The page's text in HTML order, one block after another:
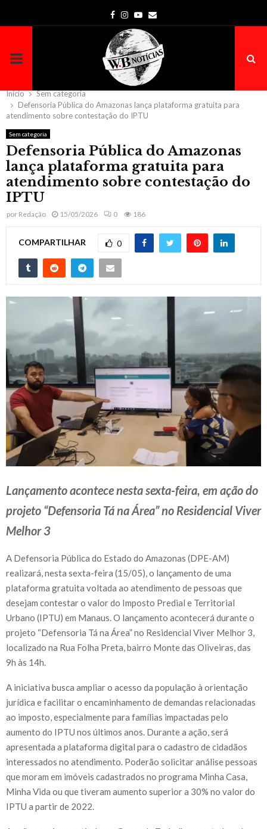
Facebook
Instagram
Youtube
Email
PRIMARY
MENU
Início
Sem categoria
Defensoria Pública do Amazonas lança plataforma gratuita para
atendimento sobre contestação do IPTU
Sem categoria
Defensoria Pública do Amazonas
lança plataforma gratuita para
atendimento sobre contestação do
IPTU
por Redação 15/05/2026 0 186
COMPARTILHAR 0
Lançamento acontece nesta sexta-feira, em ação do
projeto “Defensoria Tá na Área” no Residencial Viver
Melhor 3
A Defensoria Pública do Estado do Amazonas (DPE-AM)
realizará, nesta sexta-feira (15/05), o lançamento de uma
plataforma gratuita voltada ao atendimento de pessoas que
desejam contestar o valor do Imposto Predial e Territorial
Urbano (IPTU) em Manaus. O lançamento acontecerá durante o
projeto “Defensoria Tá na Área” no Residencial Viver Melhor 3,
localizado na Rua Folha Preta, bairro Monte das Oliveiras, das
9h às 14h.
A iniciativa busca ampliar o acesso da população à orientação
jurídica e facilitar o encaminhamento de demandas relacionadas
ao imposto, especialmente para famílias impactadas pelo
aumento do IPTU nos últimos anos. Durante a ação, será
apresentada a plataforma digital para o cadastro de cidadãos
interessados no atendimento. Poderão solicitar análise pessoas
que moram em imóveis cadastrados no programa Minha Casa,
Minha Vida ou que tiveram aumento superior a 30% no valor do
IPTU a partir de 2022.